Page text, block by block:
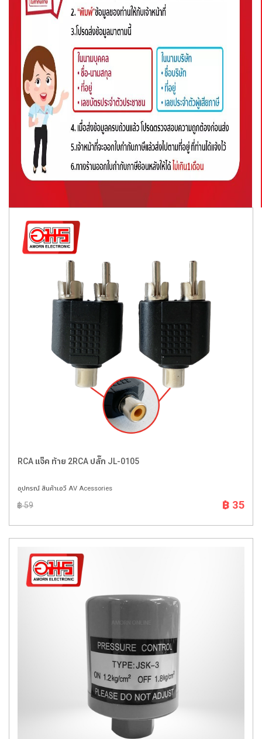
RCA แจ๊ค ท้าย 2RCA ปลั๊ก JL-0105
อุปกรณ์ สินค้าเอวี AV Acessories
฿ 59 ฿ 35